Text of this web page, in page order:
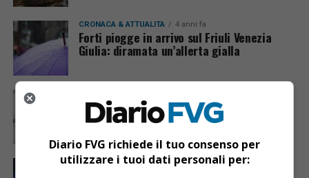
CRONACA & ATTUALITÀ 4 anni fa
Forti piogge in arrivo sul Friuli Venezia
Giulia: diramata un’allerta gialla
Maltempo in arrivo sul Fvg: c’è l’allerta
meteo
CRONACA & ATTUALITÀ 6 anni fa
Diario FVG richiede il tuo consenso per
utilizzare i tuoi dati personali per: